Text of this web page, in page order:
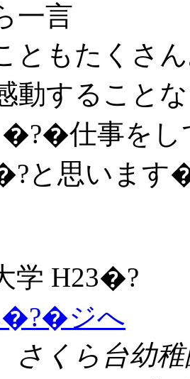
一言
もたくさ
動すること
仕事をし
と思います
学 H23�?
ジへ
くら台幼稚